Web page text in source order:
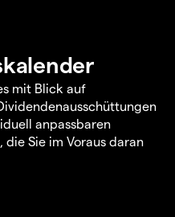
mit Blick auf
anpassbaren
Sie im Voraus daran